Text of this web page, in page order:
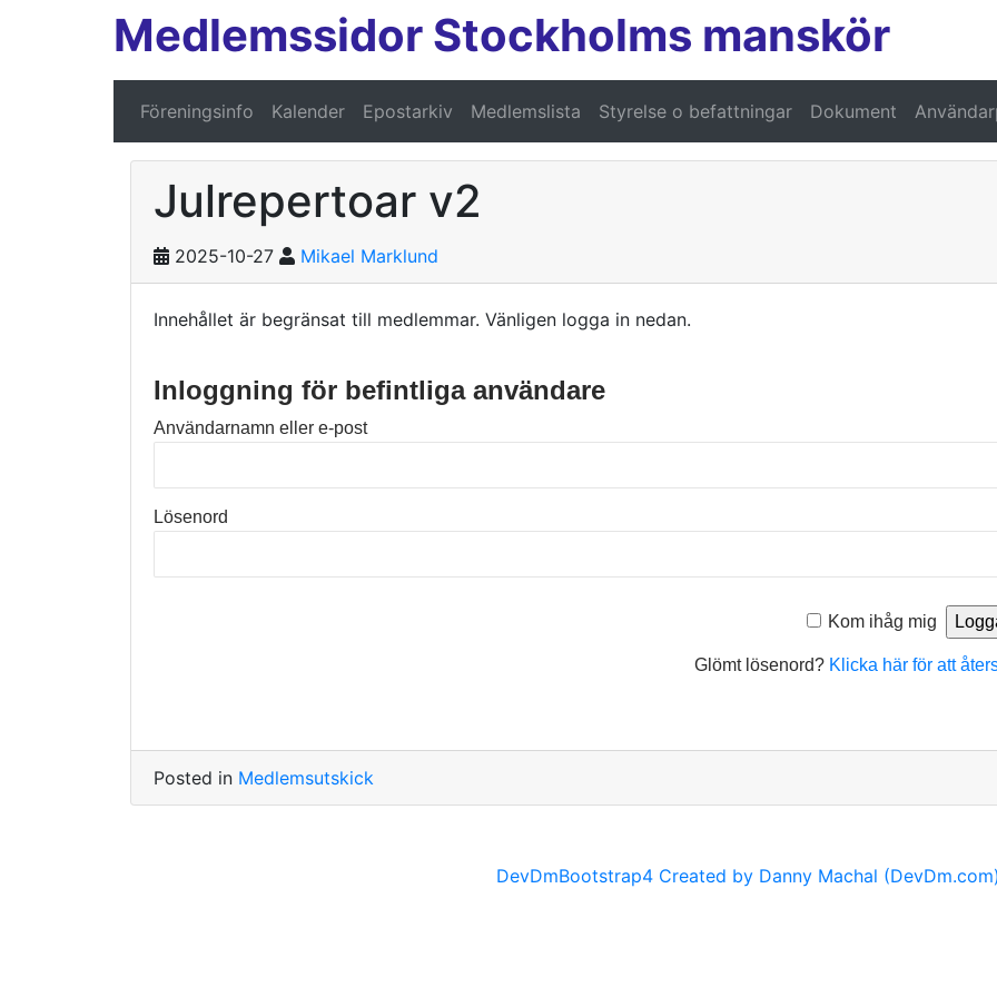
Medlemssidor Stockholms manskör
Föreningsinfo Kalender Epostarkiv Medlemslista Styrelse o befattningar Dokument
Julrepertoar v2
2025-10-27 Mikael Marklund
Innehållet är begränsat till medlemmar. Vänligen logga in nedan.
Inloggning för befintliga användare
Användarnamn eller e-post
Lösenord
Kom ihåg mig
Glömt lösenord? Klicka här för att
Posted in Medlemsutskick
DevDmBootstrap4 Created by Danny Machal (DevDm.com)